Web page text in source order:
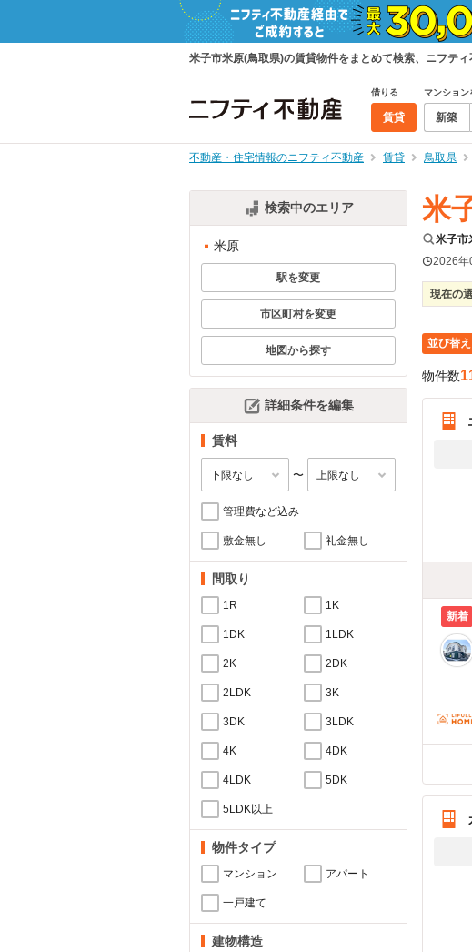
米子市米原(鳥取県)の賃貸物件をまとめて検索、ニフテ
借りる
賃貸
マンション
新築
不動産・住宅情報のニフティ不動産 賃貸 鳥取県
検索中のエリア
米原
駅を変更
市区町村を変更
地図から探す
詳細条件を編集
賃料
〜
管理費など込み
敷金無し 礼金無し
間取り
1R 1K
1DK 1LDK
2K 2DK
2LDK 3K
3DK 3LDK
4K 4DK
4LDK 5DK
5LDK以上
物件タイプ
マンション アパート
一戸建て
建物構造
米
米子市
2026年
現在の
並び替え
物件数
新着